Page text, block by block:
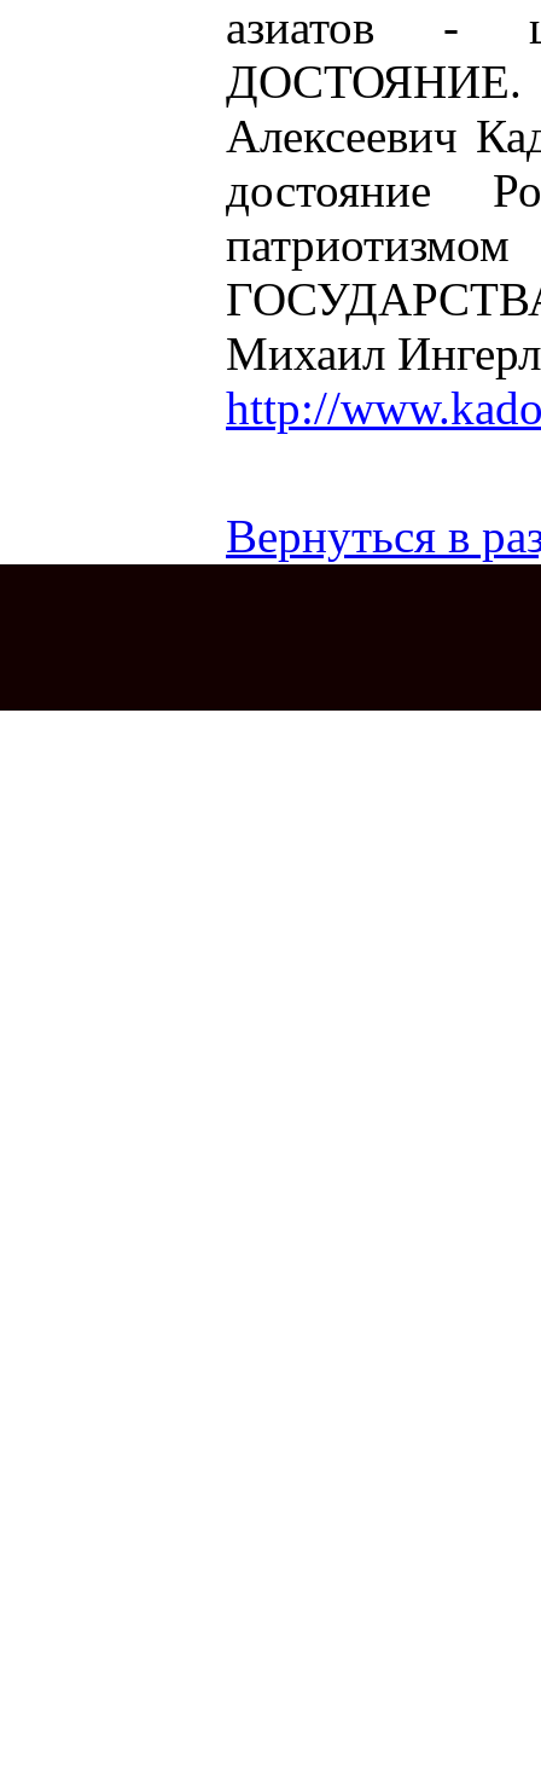
азиатов -
Алексеевич
достояние
Михаил
http://
Вернуться в